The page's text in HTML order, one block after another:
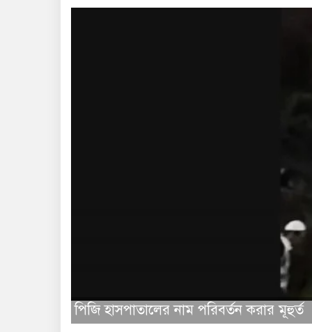
পিজি হাসপাতালের নাম পরিবর্তন করার মূহুর্ত